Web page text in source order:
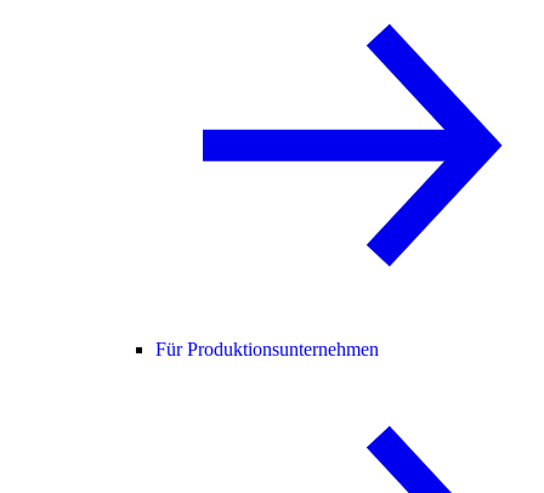
Für Produktionsunternehmen